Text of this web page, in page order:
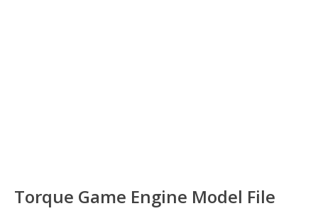
Torque Game Engine Model File